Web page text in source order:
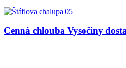
Cenná chlouba Vysočiny